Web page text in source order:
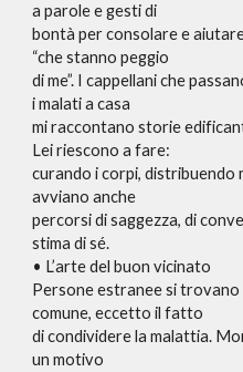
a parole e gesti di
bontà per consolare e
“che stanno peggio
di me”. I cappellani che
i malati a casa
mi raccontano storie
Lei riescono a fare:
curando i corpi, distribuendo
avviano anche
percorsi di saggezza, di
stima di sé.
• L’arte del buon vicinato
Persone estranee si trovano
comune, eccetto il fatto
di condividere la malattia.
un motivo